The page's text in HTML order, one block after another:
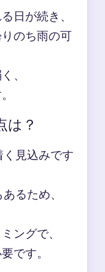
日が続き、
のち雨の可
、
は？
見込みです
るため、
ングで、
です。